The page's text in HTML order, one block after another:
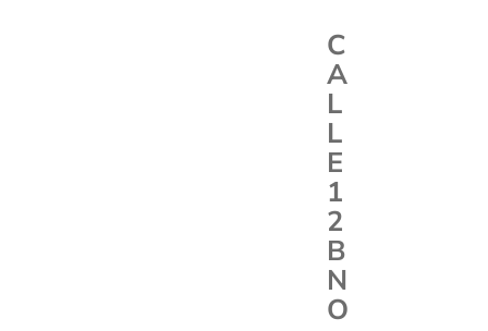
C
A
L
L
E
1
2
B
N
O